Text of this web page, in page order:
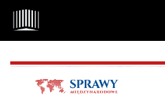
Przejdź do głównego menu
Przejdź do sekcji głównej
Przejdź do stopki